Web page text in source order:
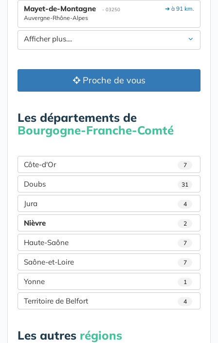
➔ à 91 km.
Mayet-de-Montagne - 03250
Auvergne-Rhône-Alpes
Afficher plus....
Proche de vous
Les départements de
Bourgogne-Franche-Comté
Côte-d'Or 7
Doubs 31
Jura 4
Nièvre 2
Haute-Saône 7
Saône-et-Loire 7
Yonne 1
Territoire de Belfort 4
Les autres régions